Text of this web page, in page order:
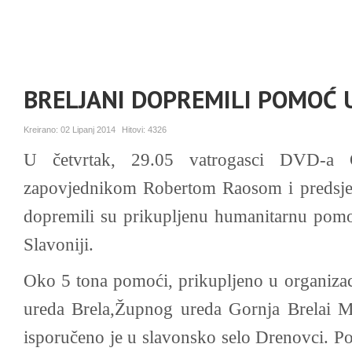
BRELJANI DOPREMILI POMOĆ
Kreirano: 02 Lipanj 2014 Hitovi: 4326
U četvrtak, 29.05 vatrogasci DVD-
zapovjednikom Robertom Raosom i
dopremili su prikupljenu humanitarnu
Slavoniji.
Oko 5 tona pomoći, prikupljeno u
ureda Brela,Župnog ureda Gornja Brelai
isporučeno je u slavonsko selo Drenovci.